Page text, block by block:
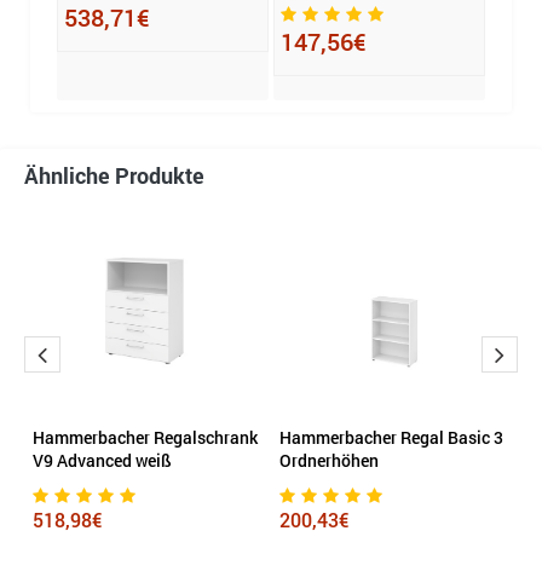
538,71€
147,56€
Ähnliche Produkte
Hammerbacher Regalschrank
V9 Advanced weiß
518,98€
Hammerbacher Regal Basic 3
Ordnerhöhen
200,43€